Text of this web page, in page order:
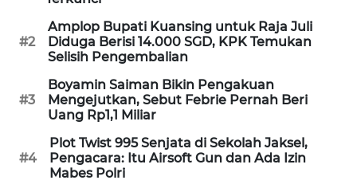
#2
Amplop Bupati Kuansing untuk Raja Juli
Diduga Berisi 14.000 SGD, KPK Temukan
Selisih Pengembalian
#3
Boyamin Saiman Bikin Pengakuan
Mengejutkan, Sebut Febrie Pernah Beri
Uang Rp1,1 Miliar
#4
Plot Twist 995 Senjata di Sekolah Jaksel,
Pengacara: Itu Airsoft Gun dan Ada Izin
Mabes Polri
SIBARAGAS
METRO
NEWS